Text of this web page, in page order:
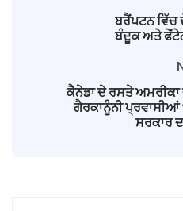
ਬਰੈਂਪਟਨ ਵਿੱਚ
ਬੰਦੂਕ ਅਤੇ
ਕੈਨੇਡਾ ਦੇ ਰਸਤੇ ਅਮਰੀਕਾ
ਗੈਰਕਾਨੂੰਨੀ ਪ੍ਰਵਾਸੀਆਂ
ਸਰਕਾਰ